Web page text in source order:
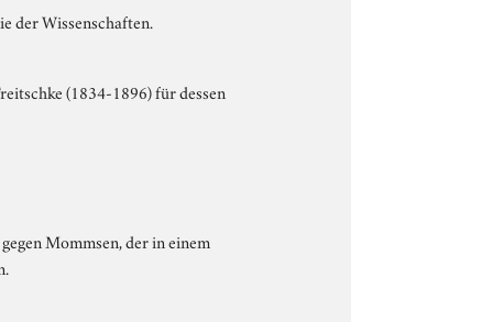
der Wissenschaften.
(1834-1896) für dessen
Mommsen, der in einem